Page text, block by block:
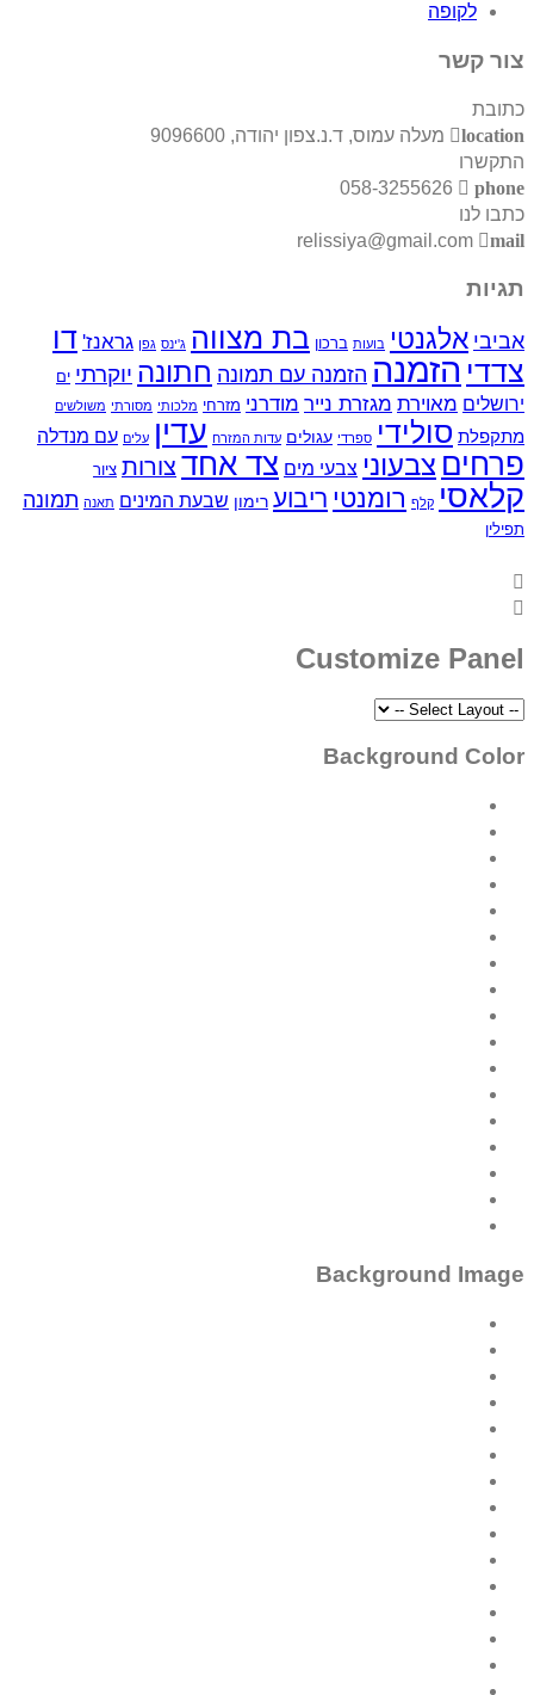
לקופה
צור קשר
כתובת
location
מעלה עמוס, ד.נ.צפון יהודה, 9096600
התקשרו
phone
כתבו לנו
mail
תגיות
אביבי אלגנטי בועות ברכון בת מצווה ג'ינס גפן גראנז' דו
צדדי הזמנה הזמנה עם תמונה חתונה יוקרתי ים
ירושלים מאוירת מגזרת נייר מודרני מזרחי מלכותי מסורתי משולשים
מתקפלת סולידי ספרדי עגולים עדות המזרח עדין עלים עם מנדלה
פרחים צבעוני צבעי מים צד אחד צורות ציור
קלאסי קלף רומנטי ריבוע רימון שבעת המינים תאנה תמונה
תפילין
Customize Panel
Background Color
Background Image